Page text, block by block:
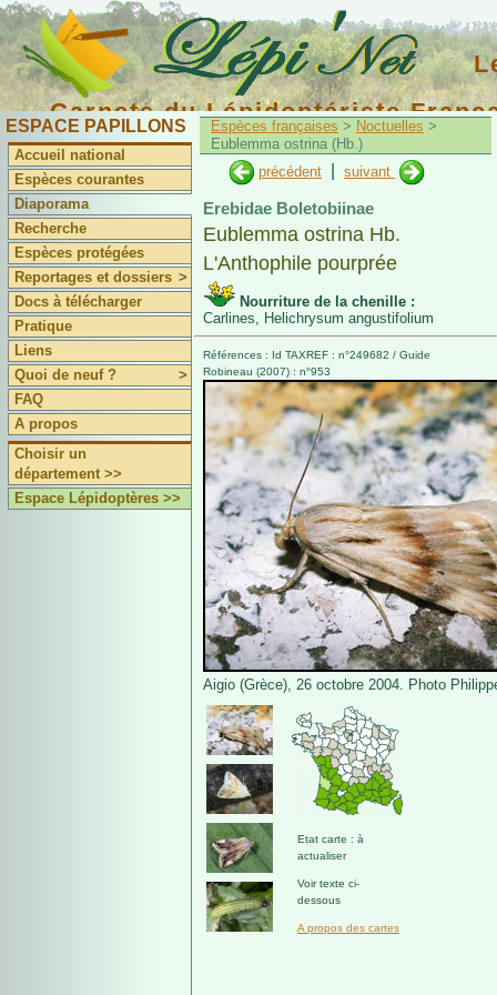
Carnets du Lépidoptériste
ESPACE PAPILLONS
Accueil national
Espèces courantes
Diaporama
Recherche
Espèces protégées
Reportages et dossiers >
Docs à télécharger
Pratique
Liens
Quoi de neuf ?
>
FAQ
A propos
Choisir un
département >>
Espace Lépidoptères >>
Espèces françaises > Noctuelles >
Eublemma ostrina (Hb.)
précédent
suivant
Erebidae Boletobiinae
Eublemma ostrina Hb.
L'Anthophile pourprée
Nourriture de la chenille :
Carlines, Helichrysum angustifolium
Références : Id TAXREF : n°249682 / Guide
Robineau (2007) : n°953
Aigio (Grèce), 26 octobre 2004. Photo
Etat carte : à
actualiser
Voir texte ci-
dessous
A propos des cartes